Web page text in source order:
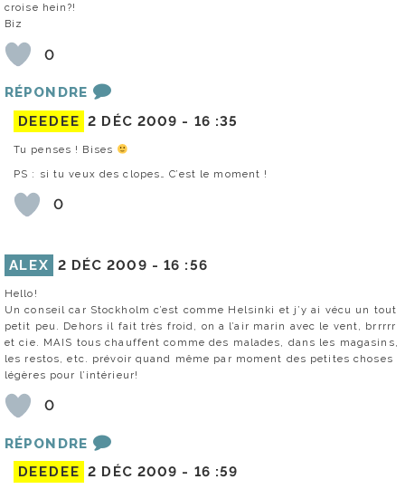
croise hein?!
Biz
0
RÉPONDRE
DEEDEE 2 DÉC 2009 - 16 :35
Tu penses ! Bises
PS : si tu veux des clopes… C’est le moment !
0
ALEX 2 DÉC 2009 -16 :56
Hello!
Un conseil car Stockholm c’est comme Helsinki et j’y ai vécu un tout
petit peu. Dehors il fait très froid, on a l’air marin avec le vent, brrrrr
et cie. MAIS tous chauffent comme des malades, dans les magasins,
les restos, etc. prévoir quand même par moment des petites choses
légères pour l’intérieur!
0
RÉPONDRE
DEEDEE 2 DÉC 2009 - 16 :59